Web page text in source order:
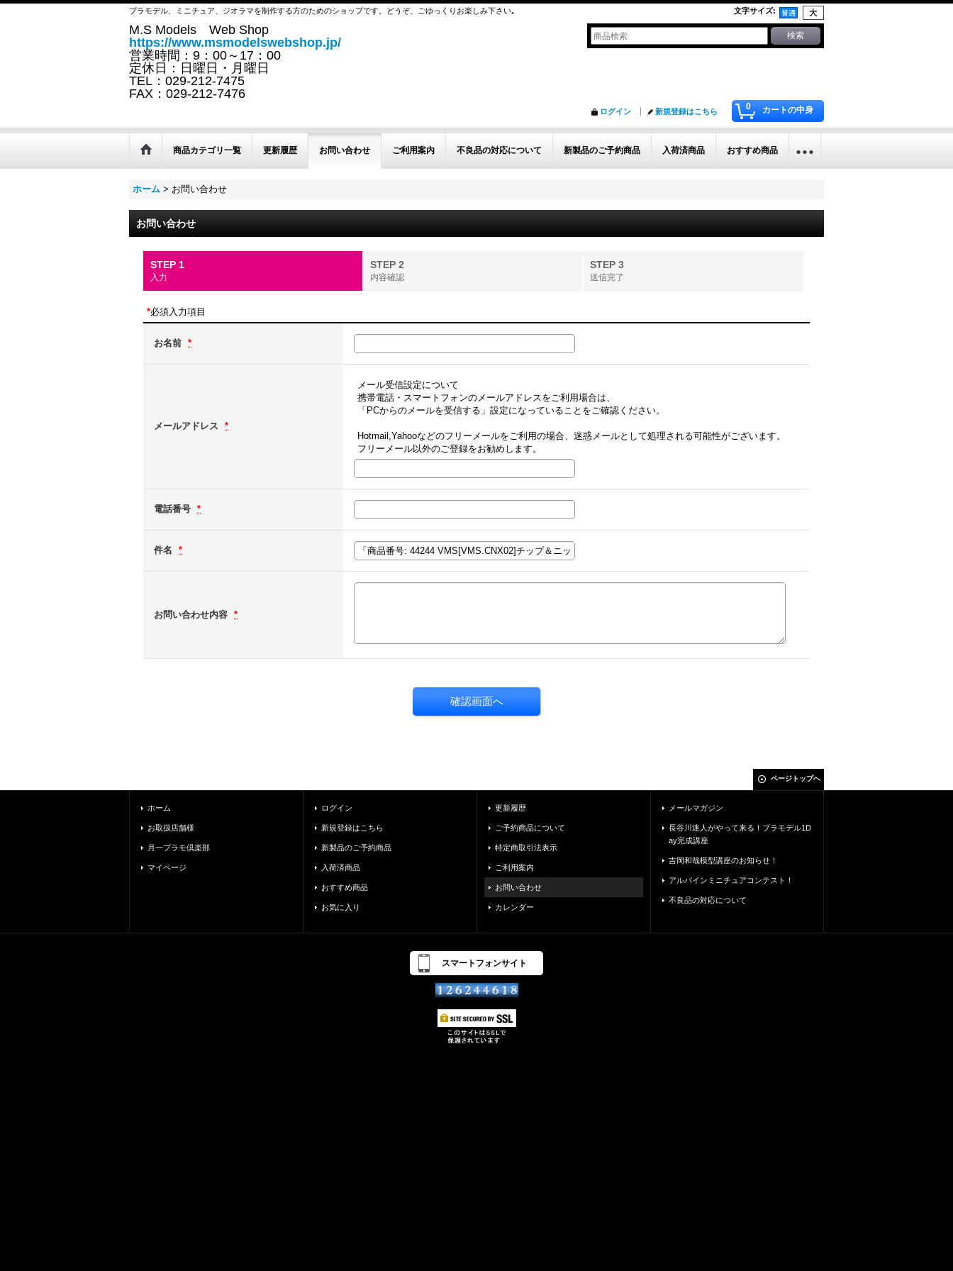
プラモデル、ミニチュア、ジオラマを制作する方のためのショップです。どうぞ、ごゆっくりお楽しみ下さい｡ 文字サイズ:
M.S Models Web Shop
https://www.msmodelswebshop.jp/
営業時間：9：00～17：00
定休日：日曜日・月曜日
TEL：029-212-7475
FAX：029-212-7476
0 カートの中身
ログイン 新規登録はこちら
商品カテゴリ一覧 更新履歴 お問い合わせ ご利用案内 不良品の対応について 新製品のご予約商品 入荷済商品 おすすめ商品
ホーム > お問い合わせ
お問い合わせ
STEP 1
入力
STEP 2
内容確認
STEP 3
送信完了
*必須入力項目
お名前 *
メールアドレス *
メール受信設定について
携帯電話・スマートフォンのメールアドレスをご利用場合は、
「PCからのメールを受信する」設定になっていることをご確認ください。
Hotmail,Yahooなどのフリーメールをご利用の場合、迷惑メールとして処理される可能性がございます。
フリーメール以外のご登録をお勧めします。
電話番号 *
件名 *
お問い合わせ内容 *
ページトップへ
ホーム
お取扱店舗様
月一プラモ倶楽部
マイページ
ログイン
新規登録はこちら
新製品のご予約商品
入荷済商品
おすすめ商品
お気に入り
更新履歴
ご予約商品について
特定商取引法表示
ご利用案内
お問い合わせ
カレンダー
メールマガジン
長谷川迷人がやって来る！プラモデル1D
ay完成講座
吉岡和哉模型講座のお知らせ！
アルパインミニチュアコンテスト！
不良品の対応について
スマートフォンサイト